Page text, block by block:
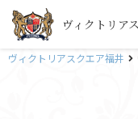
ヴィクトリア
ヴィクトリアスクエア福井